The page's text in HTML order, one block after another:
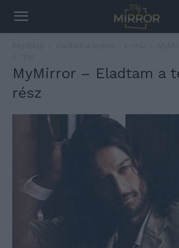
MyMirror – Eladtam a
rész